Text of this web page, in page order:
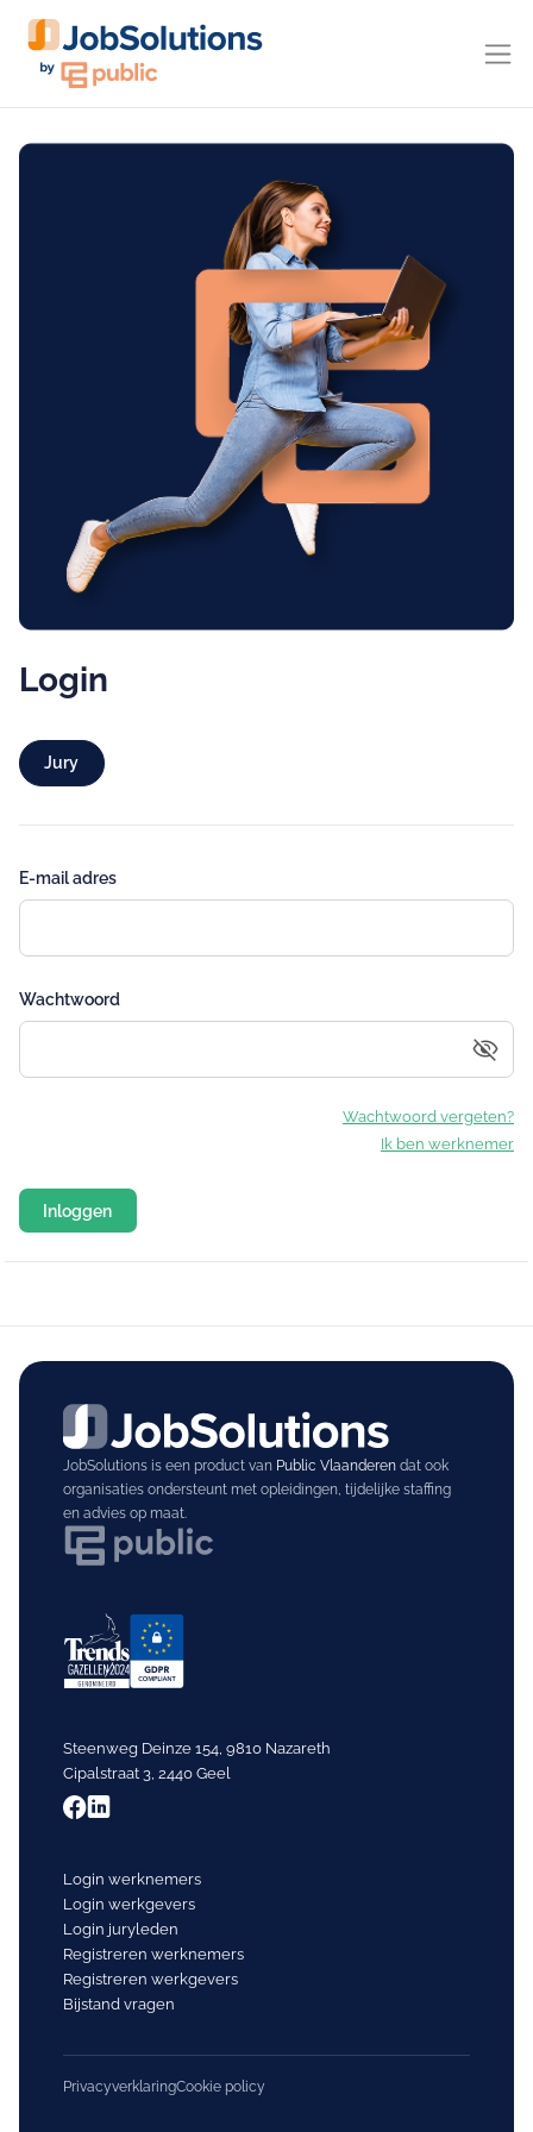
Login
Jury
E-mail adres
Wachtwoord
visibility_off
Wachtwoord vergeten?
Ik ben werknemer
JobSolutions is een product van Public Vlaanderendat ook
organisaties ondersteunt met opleidingen, tijdelijke staffing
en advies op maat.
Steenweg Deinze 154, 9810 Nazareth
Cipalstraat 3, 2440 Geel
Login werknemers
Login werkgevers
Login juryleden
Registreren werknemers
Registreren werkgevers
Bijstand vragen
PrivacyverklaringCookie policy